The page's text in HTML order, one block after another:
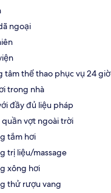
ngoại
tâm thể thao phục vụ 24 giờ
trong nhà
đầy đủ liệu pháp
quần vợt ngoài trời
tắm hơi
trị liệu/massage
xông hơi
thử rượu vang